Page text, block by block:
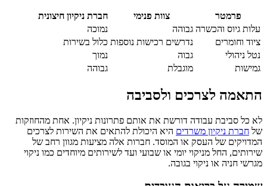
פרמטר צוות פנימי
חברת ניקיון חיצונית
עלות גיוס והכשרה גבוהה
נמוכה
ציוד וחומרים
נדרשים רכישות נוספות כלול בשירות
נטל ניהולי
גבוה
נמוך
גמישות
מוגבלת גבוהה
התאמה לצרכים ולסביבה
לא כל סביבת עבודה דורשת את אותם פתרונות ניקיון. אחת מהחוזקות
של חברת ניקיון משרדים היא היכולת להתאים את השירות לצרכים
המדויקים של העסק או המוסד. חברות אלה מציעות מגוון רחב של
שירותים, החל מניקוי יומי או שבועי ועד לשירותים מיוחדים כמו ניקוי
מגרשי חניה או ניקוי בגובה.